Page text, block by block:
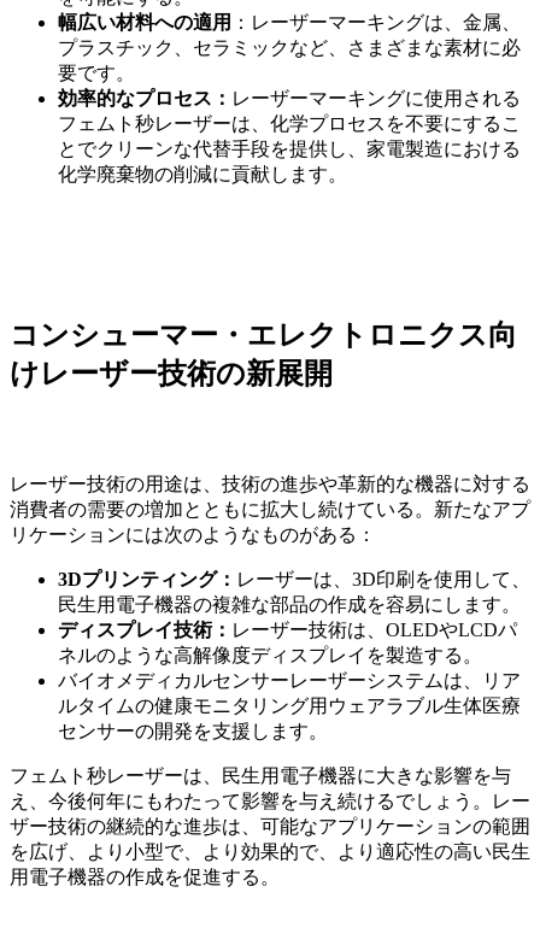
幅広い材料への適用 ：レーザーマーキングは、金属、
プラスチック、セラミックなど、さまざまな素材に必
要です。
効率的なプロセス： レーザーマーキングに使用される
フェムト秒レーザーは、化学プロセスを不要にするこ
とでクリーンな代替手段を提供し、家電製造における
化学廃棄物の削減に貢献します。
コンシューマー・エレクトロニクス向
けレーザー技術の新展開
レーザー技術の用途は、技術の進歩や革新的な機器に対する
消費者の需要の増加とともに拡大し続けている。新たなアプ
リケーションには次のようなものがある：
3Dプリンティング： レーザーは、3D印刷を使用して、
民生用電子機器の複雑な部品の作成を容易にします。
ディスプレイ技術： レーザー技術は、OLEDやLCDパ
ネルのような高解像度ディスプレイを製造する。
バイオメディカルセンサーレーザーシステムは、リア
ルタイムの健康モニタリング用ウェアラブル生体医療
センサーの開発を支援します。
フェムト秒レーザーは、民生用電子機器に大きな影響を与
え、今後何年にもわたって影響を与え続けるでしょう。レー
ザー技術の継続的な進歩は、可能なアプリケーションの範囲
を広げ、より小型で、より効果的で、より適応性の高い民生
用電子機器の作成を促進する。